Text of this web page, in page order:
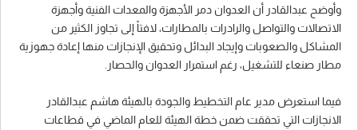
وأوضح عبدالقادر أن العدوان دمر الأجهزة والمعدات الفنية وأجهزة
الاتصالات والتواصل والرادرات بالمطارات، لافتاً إلى تجاوز الكثير من
المشاكل والصعوبات وإيجاد البدائل وتحقيق الإنجازات منها إعادة جهوزية
مطار صنعاء للتشغيل، رغم استمرار العدوان والحصار.
فيما استعرض مدير عام التخطيط والجودة بالهيئة هاشم عبدالقادر
الانجازات التي تحققت ضمن خطة الهيئة للعام الماضي في قطاعات